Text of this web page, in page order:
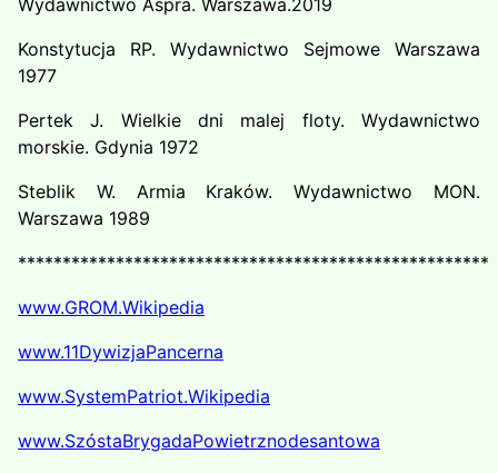
Wydawnictwo Aspra. Warszawa.2019
Konstytucja RP. Wydawnictwo Sejmowe Warszawa
1977
Pertek J. Wielkie dni malej floty. Wydawnictwo
morskie. Gdynia 1972
Steblik W. Armia Kraków. Wydawnictwo MON.
Warszawa 1989
*****************************************************
www.GROM.Wikipedia
www.11DywizjaPancerna
www.SystemPatriot.Wikipedia
www.SzóstaBrygadaPowietrznodesantowa